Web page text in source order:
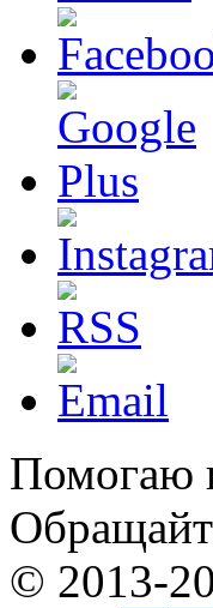
Помогаю
© 2013-